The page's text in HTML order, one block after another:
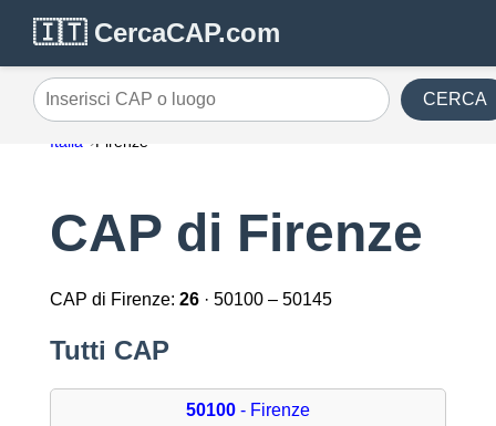
🇮🇹 CercaCAP.com
Inserisci CAP o luogo CERCA
Italia Firenze
CAP di Firenze
CAP di Firenze: 26· 50100 – 50145
Tutti CAP
50100- Firenze